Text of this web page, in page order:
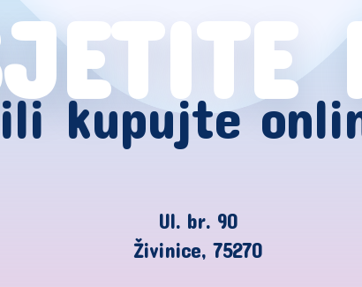
kupujte
Ul. br. 90
Živinice, 75270